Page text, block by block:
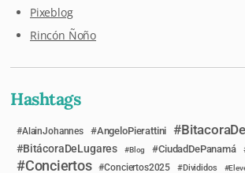
Pixeblog
Rincón Ñoño
Hashtags
AlainJohannes AngeloPierattini
BitácoraDeLugares Blog CiudadDePanamá
Conciertos Conciertos2025 Divididos